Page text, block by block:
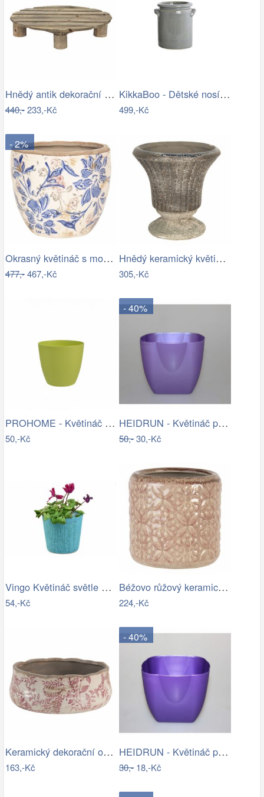
Hnědý antik dekorační stolek na květiny…
440,-233,-Kč
KikkaBoo - Dětské nosítko MYRA MESH…
499,-Kč
- 2%
Okrasný květináč s modrými květy - Ø 18…
477,-467,-Kč
Hnědý keramický květináč s patinou v…
305,-Kč
PROHOME - Květináč dekorační ELLA 15cm…
50,-Kč
- 40%
HEIDRUN - Květináč plast 16x16cm různé…
50,-30,-Kč
Vingo Květináč světle modrý s…
54,-Kč
Béžovo růžový keramický květináč se…
224,-Kč
Keramický dekorační obal na květináč s…
163,-Kč
- 40%
HEIDRUN - Květináč plast 13x13cm různé…
30,-18,-Kč